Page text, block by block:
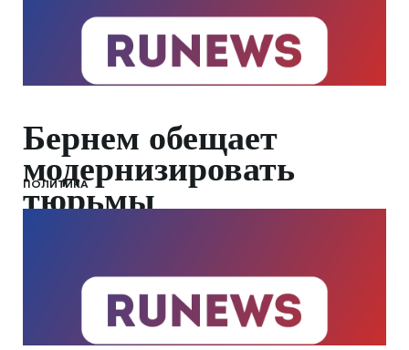
Бернем обещает
модернизировать
тюрьмы
ПОЛИТИКА